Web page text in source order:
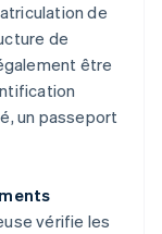
de
de
être
un passeport
vérifie les